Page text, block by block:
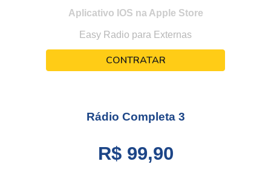
Aplicativo IOS na Apple Store
Easy Radio para Externas
CONTRATAR
Rádio Completa 3
R$ 99,90